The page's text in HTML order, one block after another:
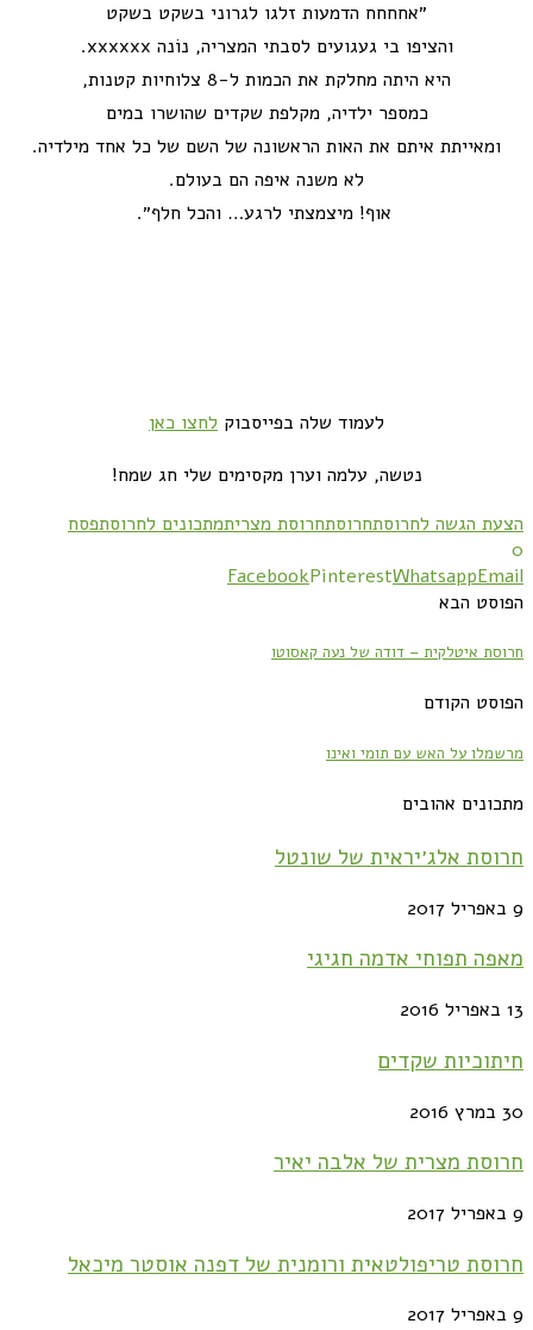
״אחחחח הדמעות זלגו לגרוני בשקט בשקט
והציפו בי געגועים לסבתי המצריה, נוֹנה xxxxxx.
היא היתה מחלקת את הכמות ל-8 צלוחיות קטנות,
כמספר ילדיה, מקלפת שקדים שהושרו במים
ומאייתת איתם את האות הראשונה של השם של כל אחד מילדיה.
לא משנה איפה הם בעולם.
אוף! מיצמצתי לרגע… והכל חלף״.
לעמוד שלה בפייסבוק לחצו כאן
נטשה, עלמה וערן מקסימים שלי חג שמח!
הצעת הגשה לחרוסתחרוסתחרוסת מצריתמתכונים לחרוסתפסח
0
FacebookPinterestWhatsappEmail
הפוסט הבא
חרוסת איטלקית – דודה של נעה קאסוטו
הפוסט הקודם
מרשמלו על האש עם תומי ואינו
מתכונים אהובים
חרוסת אלג׳יראית של שונטל
9 באפריל 2017
מאפה תפוחי אדמה חגיגי
13 באפריל 2016
חיתוכיות שקדים
30 במרץ 2016
חרוסת מצרית של אלבה יאיר
9 באפריל 2017
חרוסת טריפולטאית ורומנית של דפנה אוסטר מיכאל
9 באפריל 2017